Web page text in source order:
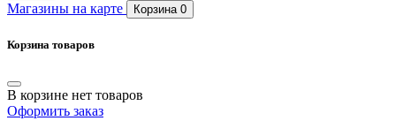
Магазины на карте Корзина 0
Корзина товаров
В корзине нет товаров
Оформить заказ